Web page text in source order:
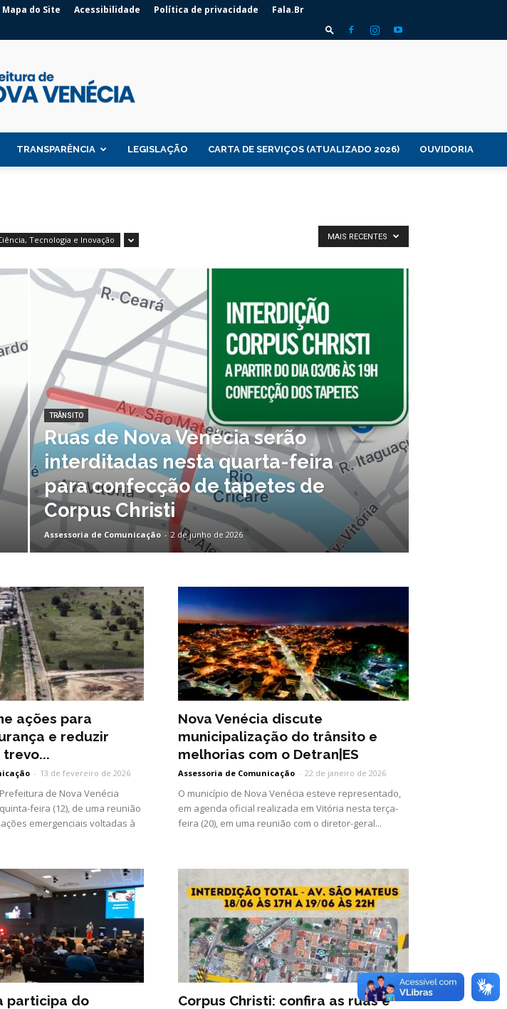
Mapa do Site Acessibilidade Política de privacidade Fala.Br
Venécia
TRANSPARÊNCIA LEGISLAÇÃO CARTA DE SERVIÇOS (ATUALIZADO 2026) OUVIDORIA
Tecnologia e Inovação MAIS RECENTES
TRÂNSITO
Ruas de Nova Venécia serão
interditadas nesta quarta-feira
para confecção de tapetes de
Corpus Christi
Assessoria de Comunicação - 2 de junho de 2026
ações para
e reduzir
- 13 de fevereiro de 2026
de Nova Venécia
feira (12), de uma reunião
emergenciais voltadas à
Nova Venécia discute
municipalização do trânsito e
melhorias com o Detran|ES
Assessoria de Comunicação - 22 de janeiro de 2026
O município de Nova Venécia esteve representado,
em agenda oficial realizada em Vitória nesta terça-
feira (20), em uma reunião com o diretor-geral...
participa do
Corpus Christi: confira as ruas e